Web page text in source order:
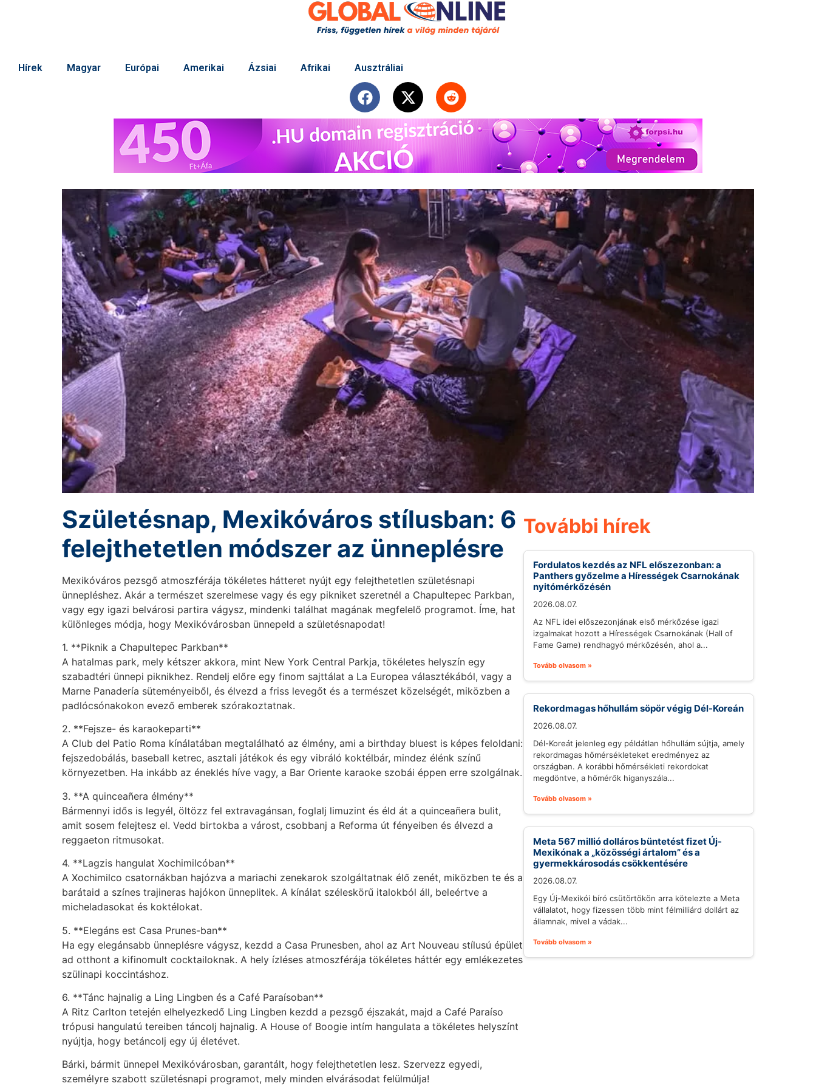
Hírek Magyar Európai Amerikai Ázsiai Afrikai Ausztráliai
Születésnap, Mexikóváros stílusban: 6
felejthetetlen módszer az ünneplésre
Mexikóváros pezsgő atmoszférája tökéletes hátteret nyújt egy felejthetetlen születésnapi
ünnepléshez. Akár a természet szerelmese vagy és egy pikniket szeretnél a Chapultepec Parkban,
vagy egy igazi belvárosi partira vágysz, mindenki találhat magának megfelelő programot. Íme, hat
különleges módja, hogy Mexikóvárosban ünnepeld a születésnapodat!
1. **Piknik a Chapultepec Parkban**
A hatalmas park, mely kétszer akkora, mint New York Central Parkja, tökéletes helyszín egy
szabadtéri ünnepi piknikhez. Rendelj előre egy finom sajttálat a La Europea választékából, vagy a
Marne Panadería süteményeiből, és élvezd a friss levegőt és a természet közelségét, miközben a
padlócsónakokon evező emberek szórakoztatnak.
2. **Fejsze- és karaokeparti**
A Club del Patio Roma kínálatában megtalálható az élmény, ami a birthday bluest is képes feloldani:
fejszedobálás, baseball ketrec, asztali játékok és egy vibráló koktélbár, mindez élénk színű
környezetben. Ha inkább az éneklés híve vagy, a Bar Oriente karaoke szobái éppen erre szolgálnak.
3. **A quinceañera élmény**
Bármennyi idős is legyél, öltözz fel extravagánsan, foglalj limuzint és éld át a quinceañera bulit,
amit sosem felejtesz el. Vedd birtokba a várost, csobbanj a Reforma út fényeiben és élvezd a
reggaeton ritmusokat.
4. **Lagzis hangulat Xochimilcóban**
A Xochimilco csatornákban hajózva a mariachi zenekarok szolgáltatnak élő zenét, miközben te és a
barátaid a színes trajineras hajókon ünneplitek. A kínálat széleskörű italokból áll, beleértve a
micheladasokat és koktélokat.
5. **Elegáns est Casa Prunes-ban**
Ha egy elegánsabb ünneplésre vágysz, kezdd a Casa Prunesben, ahol az Art Nouveau stílusú épület
ad otthont a kifinomult cocktailoknak. A hely ízléses atmoszférája tökéletes háttér egy emlékezetes
szülinapi koccintáshoz.
6. **Tánc hajnalig a Ling Lingben és a Café Paraísoban**
A Ritz Carlton tetején elhelyezkedő Ling Lingben kezdd a pezsgő éjszakát, majd a Café Paraíso
trópusi hangulatú tereiben táncolj hajnalig. A House of Boogie intím hangulata a tökéletes helyszínt
nyújtja, hogy betáncolj egy új életévet.
Bárki, bármit ünnepel Mexikóvárosban, garantált, hogy felejthetetlen lesz. Szervezz egyedi,
személyre szabott születésnapi programot, mely minden elvárásodat felülmúlja!
További hírek
Fordulatos kezdés az NFL előszezonban: a
Panthers győzelme a Hírességek Csarnokának
nyitómérkőzésén
2026.08.07.
Az NFL idei előszezonjának első mérkőzése igazi
izgalmakat hozott a Hírességek Csarnokának (Hall of
Fame Game) rendhagyó mérkőzésén, ahol a...
Tovább olvasom »
Rekordmagas hőhullám söpör végig Dél-Koreán
2026.08.07.
Dél-Koreát jelenleg egy példátlan hőhullám sújtja, amely
rekordmagas hőmérsékleteket eredményez az
országban. A korábbi hőmérsékleti rekordokat
megdöntve, a hőmérők higanyszála...
Tovább olvasom »
Meta 567 millió dolláros büntetést fizet Új-
Mexikónak a „közösségi ártalom” és a
gyermekkárosodás csökkentésére
2026.08.07.
Egy Új-Mexikói bíró csütörtökön arra kötelezte a Meta
vállalatot, hogy fizessen több mint félmilliárd dollárt az
államnak, mivel a vádak...
Tovább olvasom »